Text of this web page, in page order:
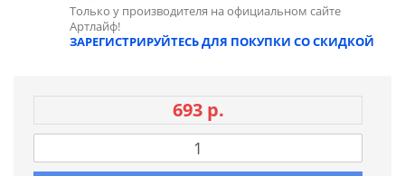
Только у производителя на официальном сайте
Артлайф!
ЗАРЕГИСТРИРУЙТЕСЬ ДЛЯ ПОКУПКИ СО СКИДКОЙ
693 р.